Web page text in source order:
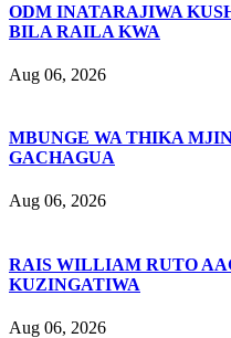
ODM INATARAJIWA
BILA RAILA KWA
Aug 06, 2026
MBUNGE WA THIKA
GACHAGUA
Aug 06, 2026
RAIS WILLIAM RUTO
KUZINGATIWA
Aug 06, 2026